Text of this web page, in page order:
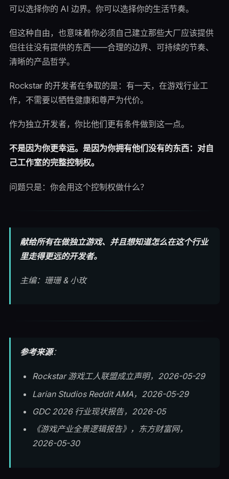
可以选择你的 AI 边界。你可以选择你的生活节奏。
但这种自由，也意味着你必须自己建立那些大厂应该提供
但往往没有提供的东西——合理的边界、可持续的节奏、
清晰的产品哲学。
Rockstar 的开发者在争取的是：有一天，在游戏行业工
作，不需要以牺牲健康和尊严为代价。
作为独立开发者，你比他们更有条件做到这一点。
不是因为你更幸运。是因为你拥有他们没有的东西：对自
己工作室的完整控制权。
问题只是：你会用这个控制权做什么？
献给所有在做独立游戏、并且想知道怎么在这个行业
里走得更远的开发者。
主编：珊珊 & 小玫
参考来源：
Rockstar 游戏工人联盟成立声明，2026-05-29
Larian Studios Reddit AMA，2026-05-29
GDC 2026 行业现状报告，2026-05
《游戏产业全景逻辑报告》，东方财富网，
2026-05-30